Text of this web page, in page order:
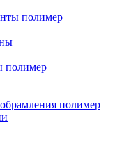
полимер
полимер
полимер